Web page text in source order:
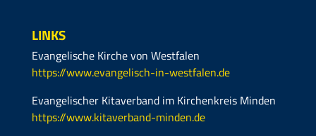
LINKS
Evangelische Kirche von Westfalen
https://www.evangelisch-in-westfalen.de
Evangelischer Kitaverband im Kirchenkreis Minden
https://www.kitaverband-minden.de